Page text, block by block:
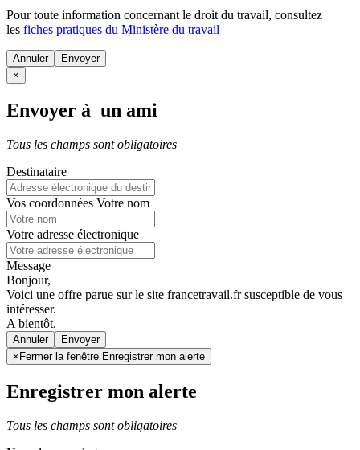
Pour toute information concernant le droit du travail, consultez
les fiches pratiques du Ministère du travail
Annuler
×
Envoyer à un ami
Tous les champs sont obligatoires
Destinataire
Vos coordonnées Votre nom
Votre adresse électronique
Message
Bonjour,
Voici une offre parue sur le site francetravail.fr susceptible de vous
intéresser.
A bientôt.
Annuler
× Fermer la fenêtre Enregistrer mon alerte
Enregistrer mon alerte
Tous les champs sont obligatoires